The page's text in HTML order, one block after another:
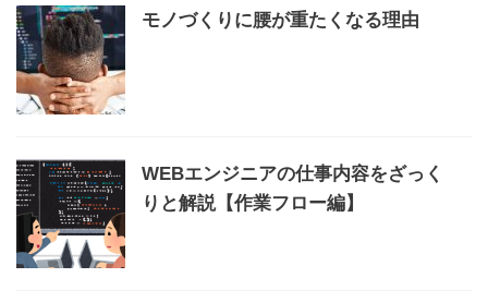
モノづくりに腰が重たくなる理由
WEBエンジニアの仕事内容をざっく
りと解説【作業フロー編】